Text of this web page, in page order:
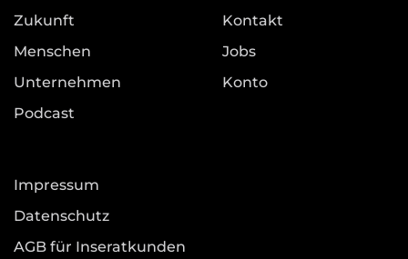
Zukunft
Menschen
Unternehmen
Podcast
Kontakt
Jobs
Konto
Impressum
Datenschutz
AGB für Inseratkunden